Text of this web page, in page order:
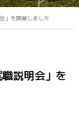
」を開催しました
説明会」を